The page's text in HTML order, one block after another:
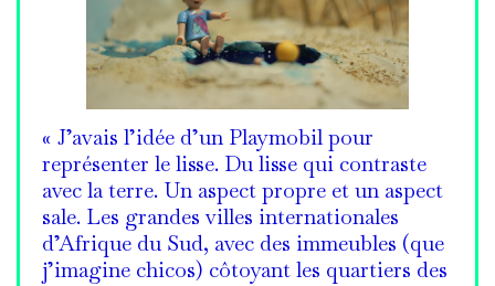
« J’avais l’idée d’un Playmobil pour
représenter le lisse. Du lisse qui contraste
avec la terre. Un aspect propre et un aspect
sale. Les grandes villes internationales
d’Afrique du Sud, avec des immeubles (que
j’imagine chicos) côtoyant les quartiers des